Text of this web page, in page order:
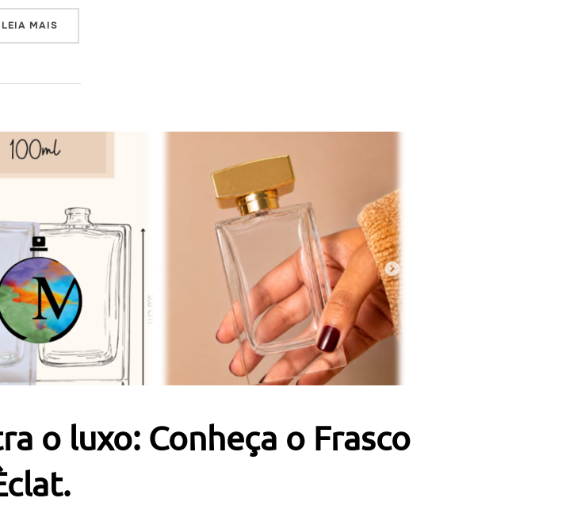
LEIA MAIS“VERSATILIDADE QUE TRANSFORMA: NOVA SOBRETAMPA BOLA GLASS UP LOCK.”
o luxo: Conheça o Frasco